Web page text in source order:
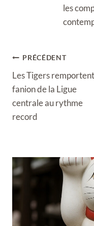
les
Navigation
de
l’article
PRÉCÉDENT
Les Tigers
fanion de la Ligue
centrale au rythme
record